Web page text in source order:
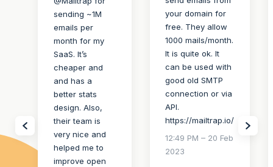
sending ~1M
emails per
month for my
SaaS. It’s
cheaper and
and has a
better stats
design. Also,
their team is
very nice and
helped me to
improve open
your domain for
free. They allow
1000 mails/month.
It is quite ok. It
can be used with
good old SMTP
connection or via
API.
https://mailtrap.io/
12:49 PM – 20 Feb
2023